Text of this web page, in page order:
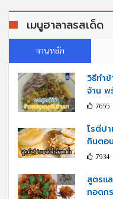
เมนูฮาลาลรสเด็ด
จานหลัก
วิธีทำ
จ้าน พ
7655
โรตีป
กินตอ
7934
สูตรแ
ทอดก